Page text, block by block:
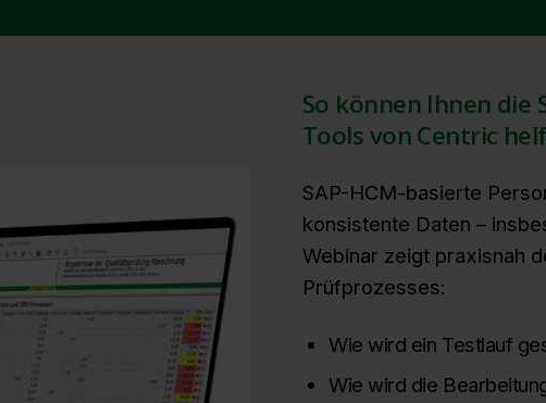
So können Ihnen die
Tools von Centric
SAP-HCM-basierte
konsistente Daten –
Webinar zeigt praxisnah
Prüfprozesses:
Wie wird ein Testlauf
Wie wird die